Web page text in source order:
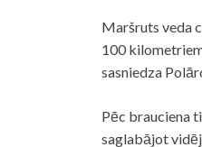
Maršruts veda
100
sasniedza
Pēc brauciena
saglabājot